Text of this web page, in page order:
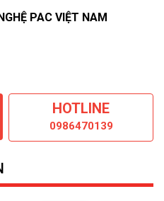
PAC VIỆT NAM
HOTLINE
0986470139